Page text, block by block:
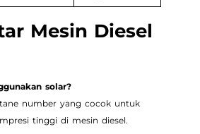
Mesin Diesel
solar?
number yang cocok untuk
tinggi di mesin diesel.